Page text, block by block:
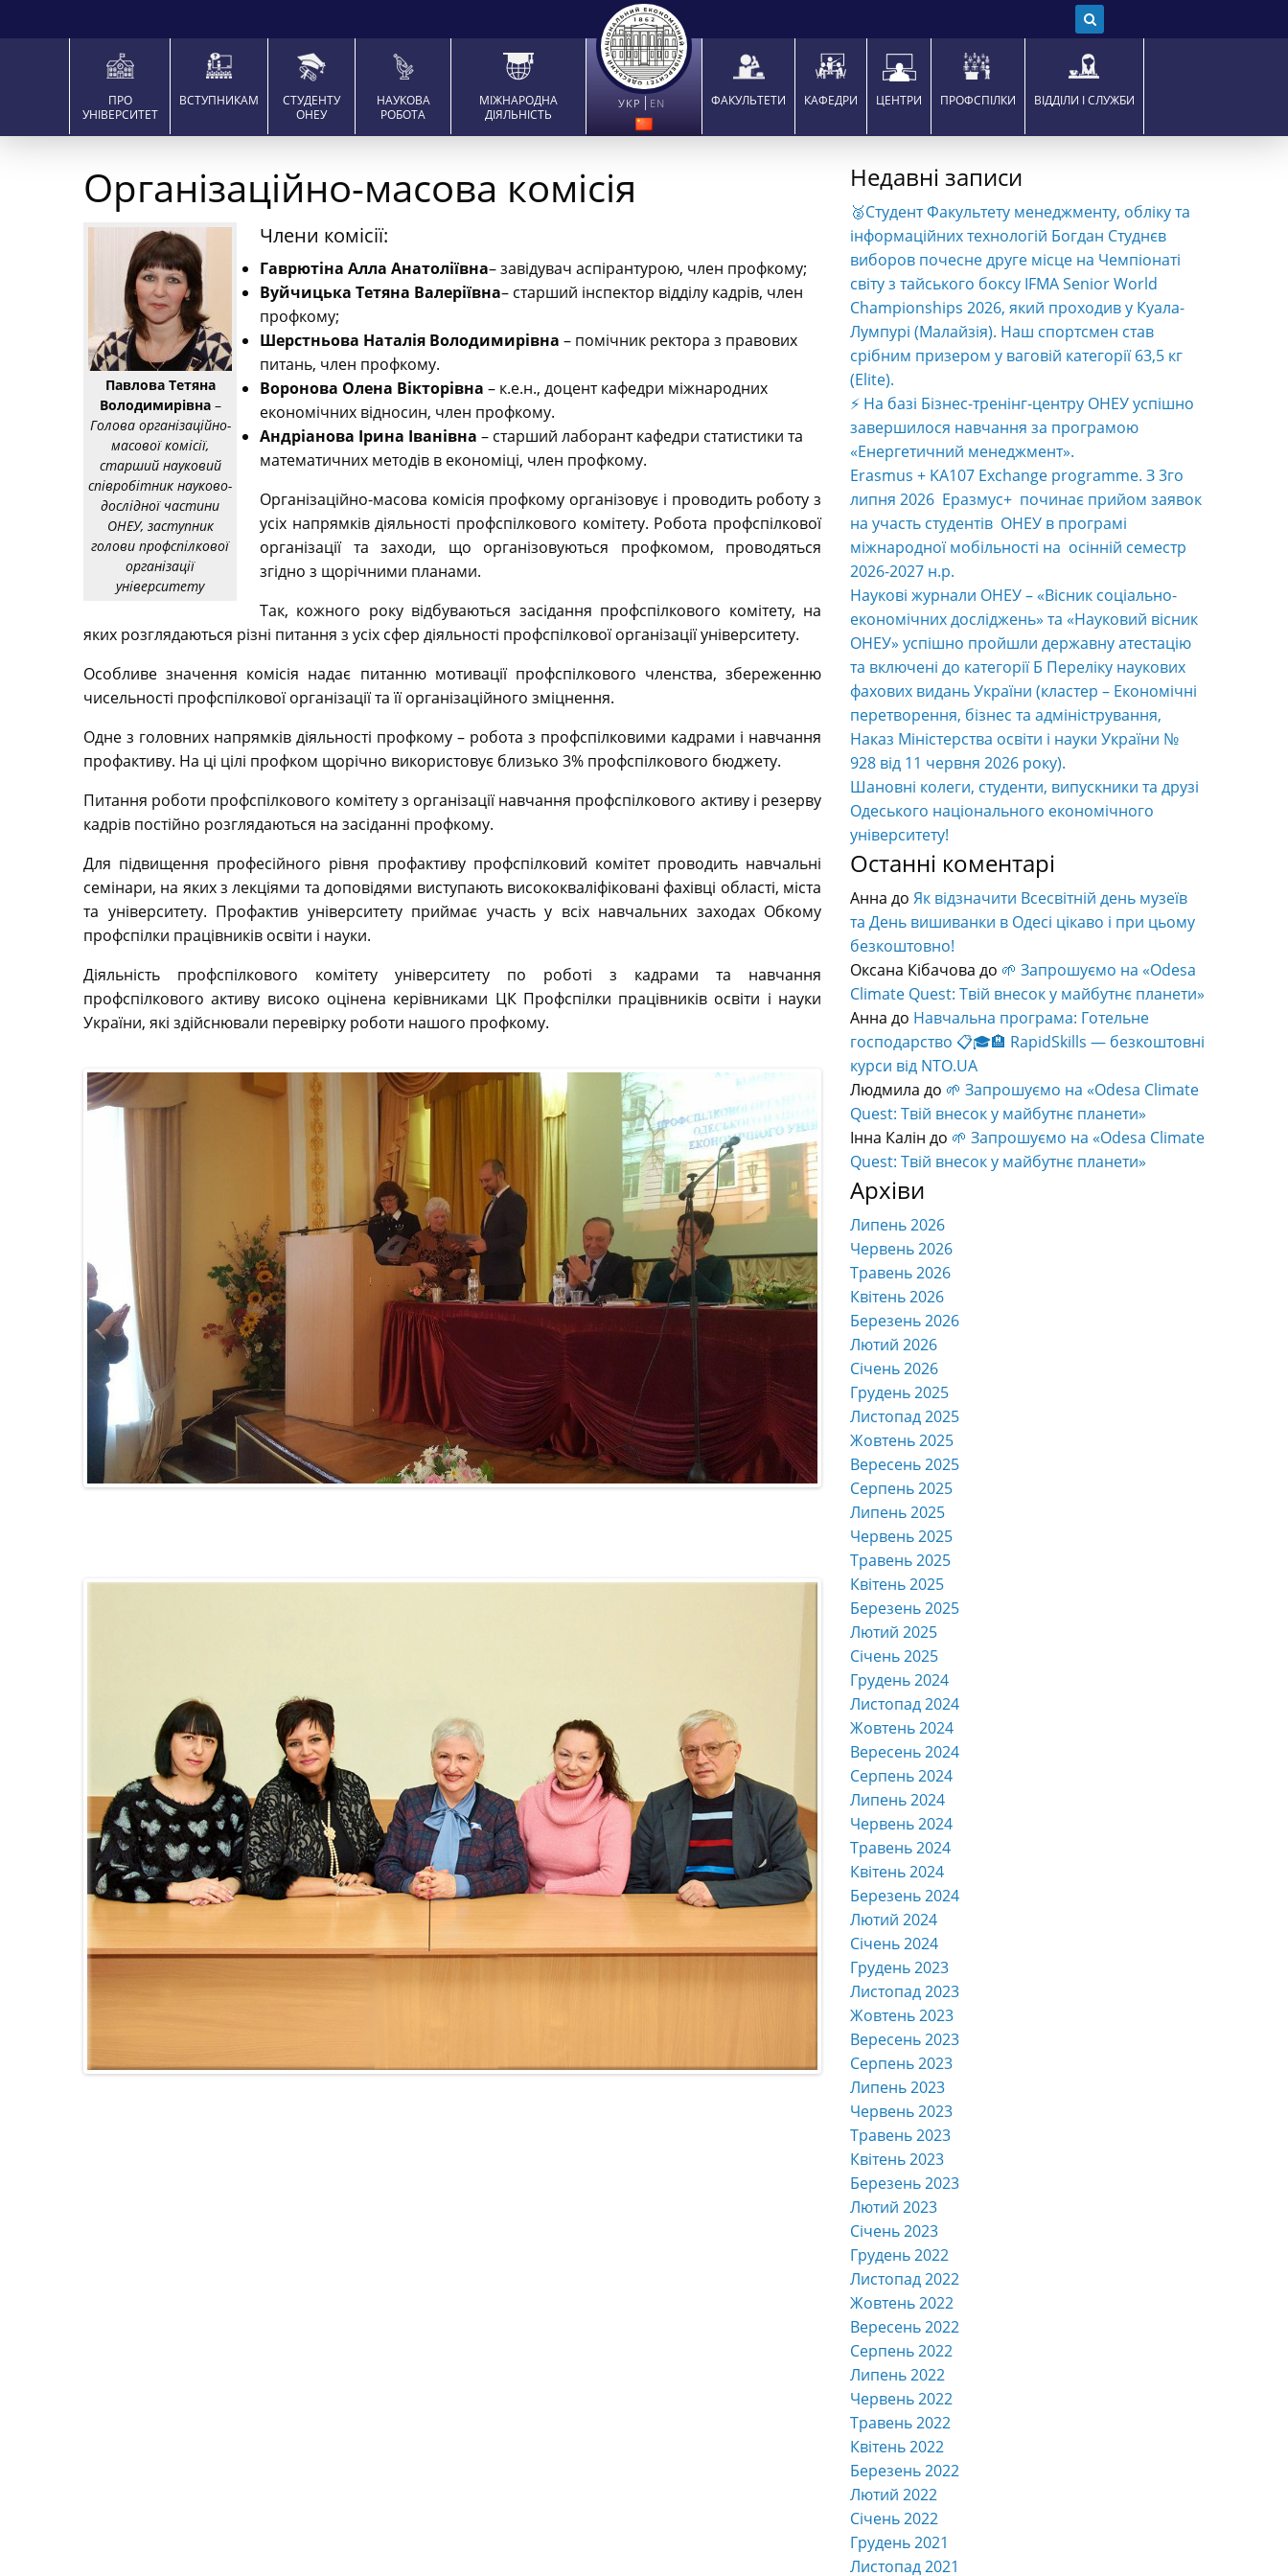
ПРО
УНІВЕРСИТЕТ
ВСТУПНИКАМ
СТУДЕНТУ
ОНЕУ
НАУКОВА
РОБОТА
МІЖНАРОДНА
ДІЯЛЬНІСТЬ
УКР EN ФАКУЛЬТЕТИ КАФЕДРИ ЦЕНТРИ ПРОФСПІЛКИ ВІДДІЛИ І СЛУЖБИ
Організаційно-масова комісія
Павлова Тетяна
Володимирівна–
Голова організаційно-
масової комісії,
старший науковий
співробітник науково-
дослідної частини
ОНЕУ, заступник
голови профспілкової
організації
університету
Члени комісії:
Гаврютіна Алла Анатоліївна– завідувач аспірантурою, член профкому;
Вуйчицька Тетяна Валеріївна– старший інспектор відділу кадрів, член
профкому;
Шерстньова Наталія Володимирівна – помічник ректора з правових
питань, член профкому.
Воронова Олена Вікторівна – к.е.н., доцент кафедри міжнародних
економічних відносин, член профкому.
Андріанова Ірина Іванівна – старший лаборант кафедри статистики та
математичних методів в економіці, член профкому.
Організаційно-масова комісія профкому організовує і проводить роботу з
усіх напрямків діяльності профспілкового комітету. Робота профспілкової
організації та заходи, що організовуються профкомом, проводяться
згідно з щорічними планами.
Так, кожного року відбуваються засідання профспілкового комітету, на
яких розглядаються різні питання з усіх сфер діяльності профспілкової організації університету.
Особливе значення комісія надає питанню мотивації профспілкового членства, збереженню
чисельності профспілкової організації та її організаційного зміцнення.
Одне з головних напрямків діяльності профкому – робота з профспілковими кадрами і навчання
профактиву. На ці цілі профком щорічно використовує близько 3% профспілкового бюджету.
Питання роботи профспілкового комітету з організації навчання профспілкового активу і резерву
кадрів постійно розглядаються на засіданні профкому.
Для підвищення професійного рівня профактиву профспілковий комітет проводить навчальні
семінари, на яких з лекціями та доповідями виступають висококваліфіковані фахівці області, міста
та університету. Профактив університету приймає участь у всіх навчальних заходах Обкому
профспілки працівників освіти і науки.
Діяльність профспілкового комітету університету по роботі з кадрами та навчання
профспілкового активу високо оцінена керівниками ЦК Профспілки працівників освіти і науки
України, які здійснювали перевірку роботи нашого профкому.
Недавні записи
🥈Студент Факультету менеджменту, обліку та
інформаційних технологій Богдан Студнєв
виборов почесне друге місце на Чемпіонаті
світу з тайського боксу IFMA Senior World
Championships 2026, який проходив у Куала-
Лумпурі (Малайзія). Наш спортсмен став
срібним призером у ваговій категорії 63,5 кг
(Elite).
⚡️ На базі Бізнес-тренінг-центру ОНЕУ успішно
завершилося навчання за програмою
«Енергетичний менеджмент».
Erasmus + KA107 Exchange programme. З 3го
липня 2026 Еразмус+ починає прийом заявок
на участь студентів ОНЕУ в програмі
міжнародної мобільності на осінній семестр
2026-2027 н.р.
Наукові журнали ОНЕУ – «Вісник соціально-
економічних досліджень» та «Науковий вісник
ОНЕУ» успішно пройшли державну атестацію
та включені до категорії Б Переліку наукових
фахових видань України (кластер – Економічні
перетворення, бізнес та адміністрування,
Наказ Міністерства освіти і науки України №
928 від 11 червня 2026 року).
Шановні колеги, студенти, випускники та друзі
Одеського національного економічного
університету!
Останні коментарі
Анна доЯк відзначити Всесвітній день музеїв
та День вишиванки в Одесі цікаво і при цьому
безкоштовно!
Оксана Кібачова до 🌱 Запрошуємо на «Odesa
Climate Quest: Твій внесок у майбутнє планети»
Анна до Навчальна програма: Готельне
господарство 📋🎓🏨 RapidSkills — безкоштовні
курси від NTO.UA
Людмила до 🌱 Запрошуємо на «Odesa Climate
Quest: Твій внесок у майбутнє планети»
Інна Калін до 🌱 Запрошуємо на «Odesa Climate
Quest: Твій внесок у майбутнє планети»
Архіви
Липень 2026
Червень 2026
Травень 2026
Квітень 2026
Березень 2026
Лютий 2026
Січень 2026
Грудень 2025
Листопад 2025
Жовтень 2025
Вересень 2025
Серпень 2025
Липень 2025
Червень 2025
Травень 2025
Квітень 2025
Березень 2025
Лютий 2025
Січень 2025
Грудень 2024
Листопад 2024
Жовтень 2024
Вересень 2024
Серпень 2024
Липень 2024
Червень 2024
Травень 2024
Квітень 2024
Березень 2024
Лютий 2024
Січень 2024
Грудень 2023
Листопад 2023
Жовтень 2023
Вересень 2023
Серпень 2023
Липень 2023
Червень 2023
Травень 2023
Квітень 2023
Березень 2023
Лютий 2023
Січень 2023
Грудень 2022
Листопад 2022
Жовтень 2022
Вересень 2022
Серпень 2022
Липень 2022
Червень 2022
Травень 2022
Квітень 2022
Березень 2022
Лютий 2022
Січень 2022
Грудень 2021
Листопад 2021